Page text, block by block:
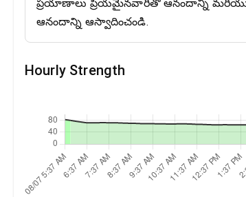
ప్రయాణాలు ప్రియమైనవారితో ఆనందాన్ని మరియు
ఆనందాన్ని ఆస్వాదించండి.
Hourly Strength